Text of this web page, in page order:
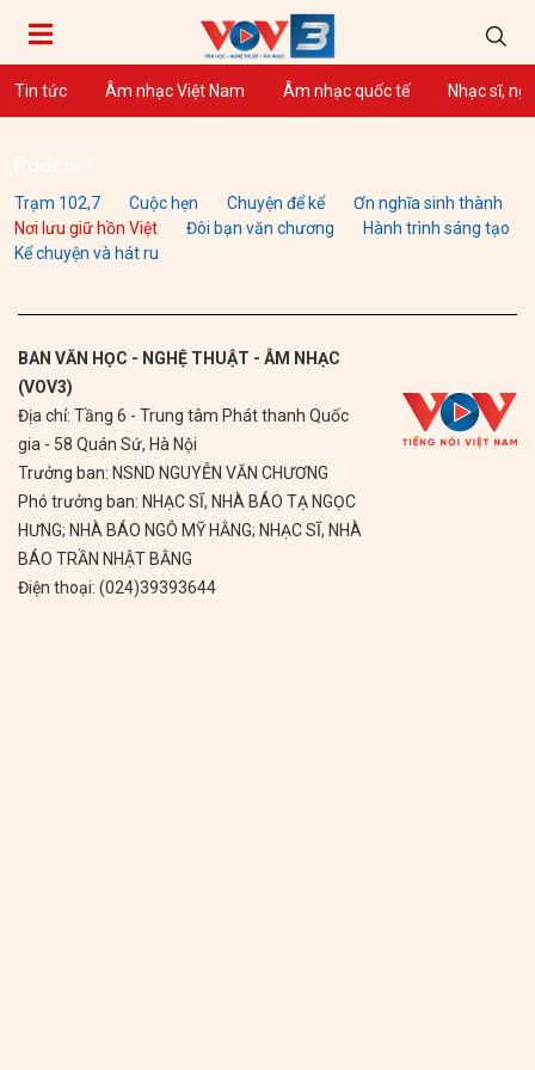
Tin tức Âm nhạc Việt Nam Âm nhạc quốc tế Nhạc sĩ,
Podcast
Trạm 102,7 Cuộc hẹn Chuyện để kể
Ơn nghĩa sinh thành
Nơi lưu giữ hồn Việt
Đôi bạn văn chương
Hành trình sáng tạo
Kể chuyện và hát ru
BAN VĂN HỌC - NGHỆ THUẬT - ÂM NHẠC
(VOV3)
Địa chỉ: Tầng 6 - Trung tâm Phát thanh Quốc
gia - 58 Quán Sứ, Hà Nội
Trưởng ban: NSND NGUYỄN VĂN CHƯƠNG
Phó trưởng ban: NHẠC SĨ, NHÀ BÁO TẠ NGỌC
HƯNG; NHÀ BÁO NGÔ MỸ HẰNG; NHẠC SĨ, NHÀ
BÁO TRẦN NHẬT BẰNG
Điện thoại: (024)39393644